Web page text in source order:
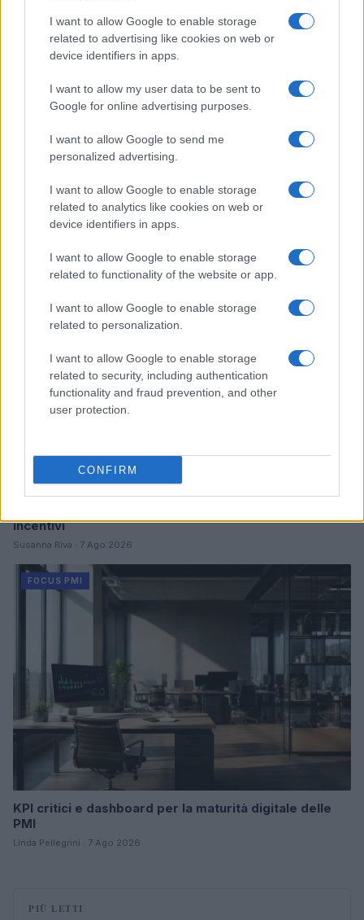
I want to allow Google to enable storage
related to advertising like cookies on web or
device identifiers in apps.
I want to allow my user data to be sent to
Google for online advertising purposes.
I want to allow Google to send me
personalized advertising.
I want to allow Google to enable storage
related to analytics like cookies on web or
device identifiers in apps.
I want to allow Google to enable storage
related to functionality of the website or app.
I want to allow Google to enable storage
related to personalization.
I want to allow Google to enable storage
related to security, including authentication
functionality and fraud prevention, and other
user protection.
CONFIRM
Cloud e cybersecurity: come ottenere i voucher fino a
20.000 euro
incentivi
Susanna Riva · 7 Ago 2026
FOCUS PMI
KPI critici e dashboard per la maturità digitale delle
PMI
Linda Pellegrini · 7 Ago 2026
PIÙ LETTI